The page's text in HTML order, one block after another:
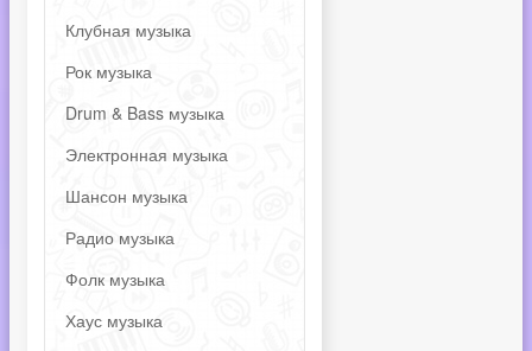
Клубная музыка
Рок музыка
Drum & Bass музыка
Электронная музыка
Шансон музыка
Радио музыка
Фолк музыка
Хаус музыка